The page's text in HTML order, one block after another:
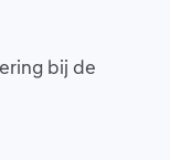
bij de